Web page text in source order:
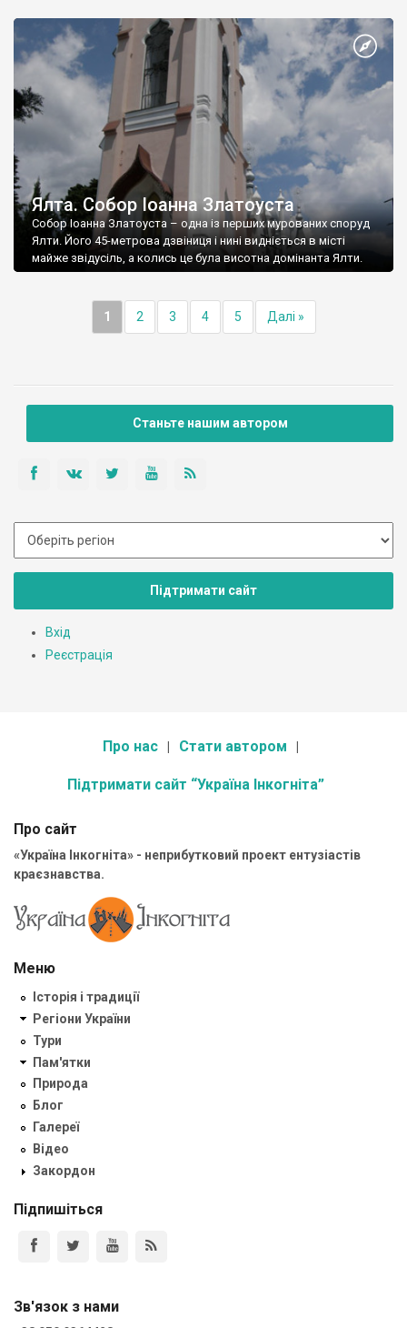
Ялта. Собор Іоанна Златоуста
Собор Іоанна Златоуста – одна із перших мурованих споруд
Ялти. Його 45-метрова дзвіниця і нині видніється в місті
майже звідусіль, а колись це була висотна домінанта Ялти.
1 2 3 4 5 Далі »
Станьте нашим автором
Підтримати сайт
Вхід
Реєстрація
Про нас Стати автором
Підтримати сайт “Україна Інкогніта”
Про сайт
«Україна Інкогніта» - неприбутковий проект ентузіастів
краєзнавства.
Меню
Історія і традиції
Регіони України
Тури
Пам'ятки
Природа
Блог
Галереї
Відео
Закордон
Підпишіться
Зв'язок з нами